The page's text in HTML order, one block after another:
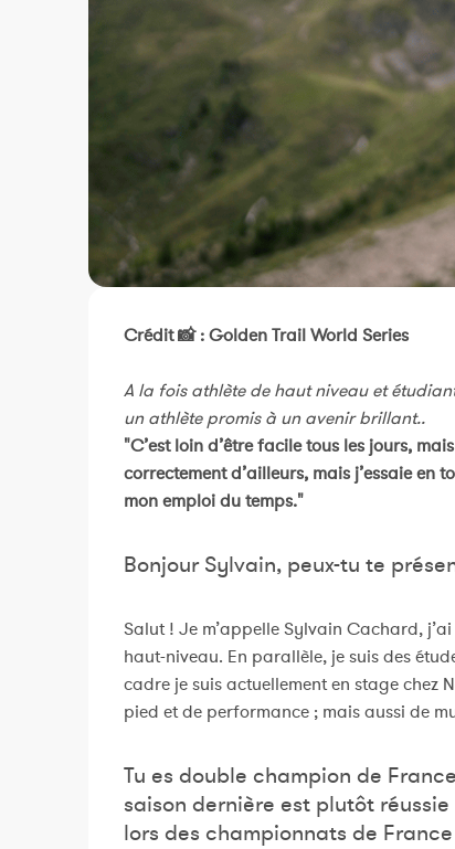
Crédit 📸 : Golden Trail World Series
A la fois athlète de haut niveau et
un athlète promis à un avenir brillant..
"C’est loin d’être facile tous les jours,
correctement d’ailleurs, mais j’essaie en
mon emploi du temps."
Bonjour Sylvain, peux-tu te
Salut ! Je m’appelle Sylvain Cachard,
haut-niveau. En parallèle, je suis des
cadre je suis actuellement en stage chez
pied et de performance ; mais aussi de
Tu es double champion de
saison dernière est plutôt
lors des championnats de